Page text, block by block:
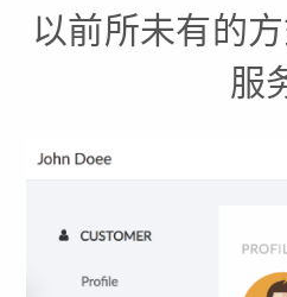
以前所未有的
服